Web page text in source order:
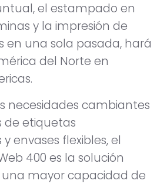
el estampado en
y la impresión de
en una sola pasada, hará
del Norte en
necesidades cambiantes
de etiquetas
envases flexibles, el
400 es la solución
mayor capacidad de